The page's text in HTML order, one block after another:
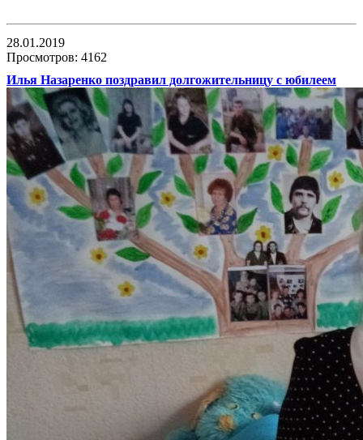
28.01.2019
Просмотров: 4162
Илья Назаренко поздравил долгожительницу с юбилеем